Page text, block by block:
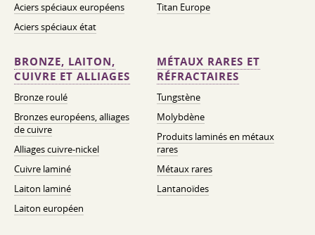
Aciers spéciaux européens
Aciers spéciaux état
Titan Europe
BRONZE, LAITON,
CUIVRE ET ALLIAGES
Bronze roulé
Bronzes européens, alliages
de cuivre
Alliages cuivre-nickel
Cuivre laminé
Laiton laminé
Laiton européen
MÉTAUX RARES ET
RÉFRACTAIRES
Tungstène
Molybdène
Produits laminés en métaux
rares
Métaux rares
Lantanoïdes